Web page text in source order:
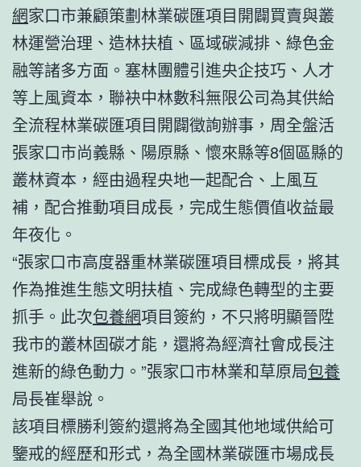
網家口市兼顧策劃林業碳匯項目開闢買賣與叢
林運營治理、造林扶植、區域碳減排、綠色金
融等諸多方面。塞林團體引進央企技巧、人才
等上風資本，聯袂中林數科無限公司為其供給
全流程林業碳匯項目開闢徵詢辦事，周全盤活
張家口市尚義縣、陽原縣、懷來縣等8個區縣的
叢林資本，經由過程央地一起配合、上風互
補，配合推動項目成長，完成生態價值收益最
年夜化。
“張家口市高度器重林業碳匯項目標成長，將其
作為推進生態文明扶植、完成綠色轉型的主要
抓手。此次包養網項目簽約，不只將明顯晉陞
我市的叢林固碳才能，還將為經濟社會成長注
進新的綠色動力。”張家口市林業和草原局包養
局長崔舉說。
該項目標勝利簽約還將為全國其他地域供給可
鑒戒的經歷和形式，為全國林業碳匯市場成長